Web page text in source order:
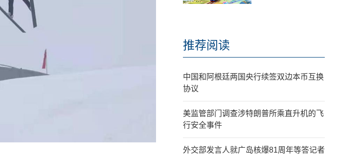
推荐阅读
中国和阿根廷两国央行续签双边本币互换
协议
美监管部门调查涉特朗普所乘直升机的飞
行安全事件
外交部发言人就广岛核爆81周年等答记者